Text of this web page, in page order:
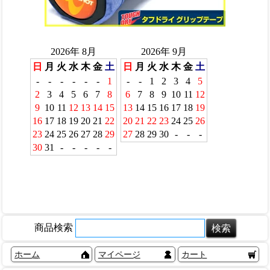
商品検索
ホーム マイページ カート